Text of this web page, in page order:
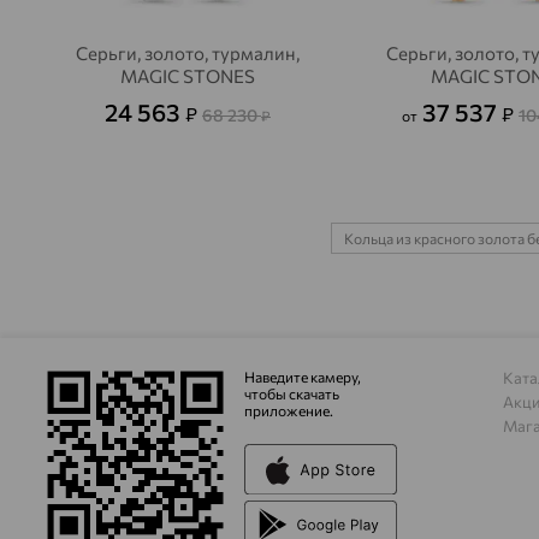
Серьги, золото, турмалин,
MAGIC STONES
24 563 ₽ 68 230₽
Серьги, золото,
MAGIC
от 37 537 ₽
Кольца из красного золота
Наведите камеру,
чтобы скачать
приложение.